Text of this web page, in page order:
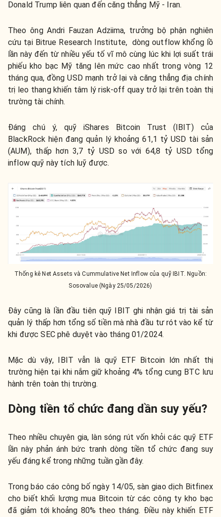
Donald Trump liên quan đến căng thẳng Mỹ - Iran.
Theo ông Andri Fauzan Adziima, trưởng bộ phận nghiên
cứu tại Bitrue Research Institute, dòng outflow khổng lồ
lần này đến từ nhiều yếu tố vĩ mô cùng lúc khi lợi suất trái
phiếu kho bạc Mỹ tăng lên mức cao nhất trong vòng 12
tháng qua, đồng USD mạnh trở lại và căng thẳng địa chính
trị leo thang khiến tâm lý risk-off quay trở lại trên toàn thị
trường tài chính.
Đáng chú ý, quỹ iShares Bitcoin Trust (IBIT) của
BlackRock hiện đang quản lý khoảng 61,1 tỷ USD tài sản
(AUM), thấp hơn 3,7 tỷ USD so với 64,8 tỷ USD tổng
inflow quỹ này tích luỹ được.
Thống kê Net Assets và Cummulative Net Inflow của quỹ IBIT. Nguồn:
Sosovalue (Ngày 25/05/2026)
Đây cũng là lần đầu tiên quỹ IBIT ghi nhận giá trị tài sản
quản lý thấp hơn tổng số tiền mà nhà đầu tư rót vào kể từ
khi được SEC phê duyệt vào tháng 01/2024.
Mặc dù vậy, IBIT vẫn là quỹ ETF Bitcoin lớn nhất thị
trường hiện tại khi nắm giữ khoảng 4% tổng cung BTC lưu
hành trên toàn thị trường.
Dòng tiền tổ chức đang dần suy yếu?
Theo nhiều chuyên gia, làn sóng rút vốn khỏi các quỹ ETF
lần này phản ánh bức tranh dòng tiền tổ chức đang suy
yếu đáng kể trong những tuần gần đây.
Trong báo cáo công bố ngày 14/05, sàn giao dịch Bitfinex
cho biết khối lượng mua Bitcoin từ các công ty kho bạc
đã giảm tới khoảng 80% theo tháng. Điều này khiến ETF